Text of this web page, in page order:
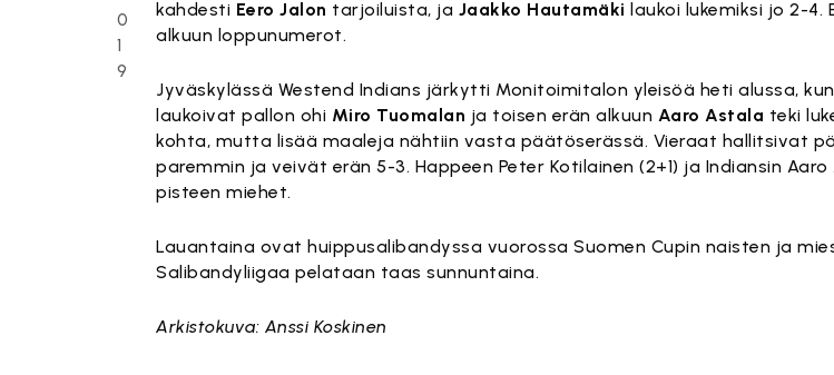
0
1
9
kahdesti Eero Jalon tarjoiluista, ja Jaakko Hautamäki laukoi lukemiksi jo 2-
alkuun loppunumerot.
Jyväskylässä Westend Indians järkytti Monitoimitalon yleisöä heti alussa, kun
laukoivat pallon ohi Miro Tuomalan ja toisen erän alkuun Aaro Astala teki
kohta, mutta lisää maaleja nähtiin vasta päätöserässä. Vieraat hallitsivat
paremmin ja veivät erän 5-3. Happeen Peter Kotilainen (2+1) ja Indiansin
pisteen miehet.
Lauantaina ovat huippusalibandyssa vuorossa Suomen Cupin naisten ja
Salibandyliigaa pelataan taas sunnuntaina.
Arkistokuva: Anssi Koskinen